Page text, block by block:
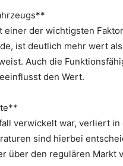
einer der wichtigsten
ist deutlich mehr wert
Auch die
den Wert.
verwickelt war, verliert
sind hierbei
über den regulären Markt